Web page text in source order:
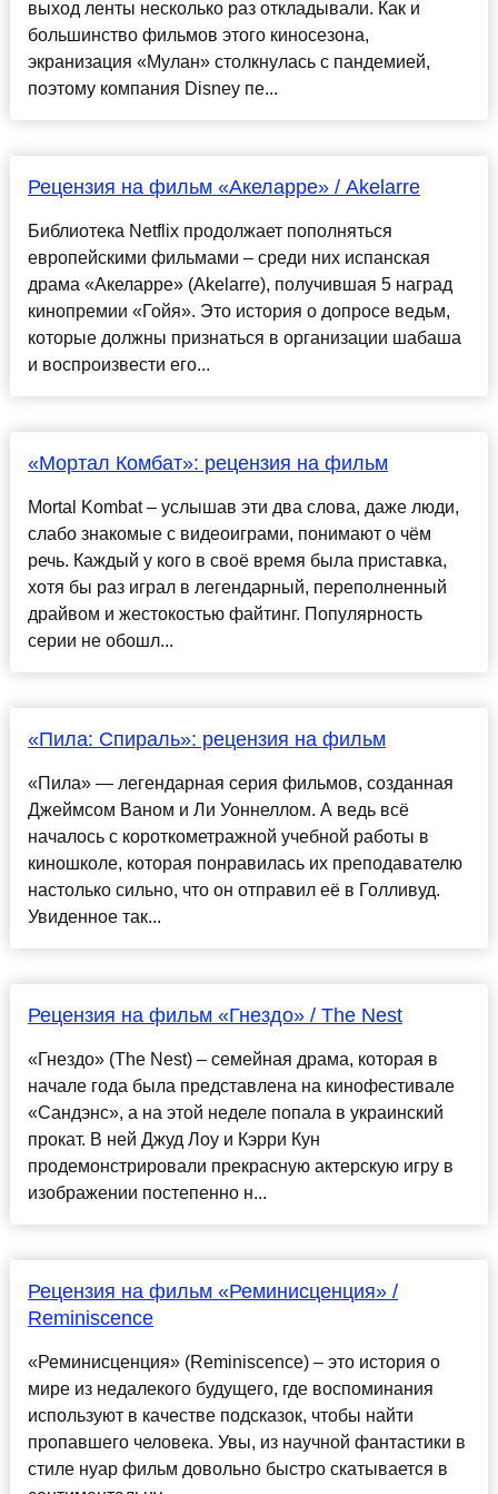
выход ленты несколько раз откладывали. Как и
большинство фильмов этого киносезона,
экранизация «Мулан» столкнулась с пандемией,
поэтому компания Disney пе...
Рецензия на фильм «Акеларре» / Akelarre
Библиотека Netflix продолжает пополняться
европейскими фильмами – среди них испанская
драма «Акеларре» (Akelarre), получившая 5 наград
кинопремии «Гойя». Это история о допросе ведьм,
которые должны признаться в организации шабаша
и воспроизвести его...
«Мортал Комбат»: рецензия на фильм
Mortal Kombat – услышав эти два слова, даже люди,
слабо знакомые с видеоиграми, понимают о чём
речь. Каждый у кого в своё время была приставка,
хотя бы раз играл в легендарный, переполненный
драйвом и жестокостью файтинг. Популярность
серии не обошл...
«Пила: Спираль»: рецензия на фильм
«Пила» — легендарная серия фильмов, созданная
Джеймсом Ваном и Ли Уоннеллом. А ведь всё
началось с короткометражной учебной работы в
киношколе, которая понравилась их преподавателю
настолько сильно, что он отправил её в Голливуд.
Увиденное так...
Рецензия на фильм «Гнездо» / The Nest
«Гнездо» (The Nest) – семейная драма, которая в
начале года была представлена на кинофестивале
«Сандэнс», а на этой неделе попала в украинский
прокат. В ней Джуд Лоу и Кэрри Кун
продемонстрировали прекрасную актерскую игру в
изображении постепенно н...
Рецензия на фильм «Реминисценция» /
Reminiscence
«Реминисценция» (Reminiscence) – это история о
мире из недалекого будущего, где воспоминания
используют в качестве подсказок, чтобы найти
пропавшего человека. Увы, из научной фантастики в
стиле нуар фильм довольно быстро скатывается в